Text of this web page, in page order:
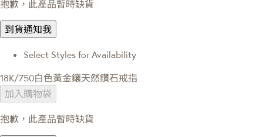
抱歉，此產品暫時缺貨
到貨通知我
Select Styles for Availability
18K/750白色黃金鑲天然鑽石戒指
加入購物袋
抱歉，此產品暫時缺貨